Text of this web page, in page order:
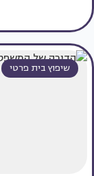
שיפוץ בית פרטי